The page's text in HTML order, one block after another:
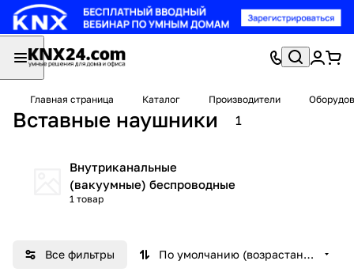
Главная страница Каталог Производители
Вставные наушники 1
Внутриканальные
(вакуумные) беспроводные
1 товар
Все фильтры По умолчанию (возрастание)